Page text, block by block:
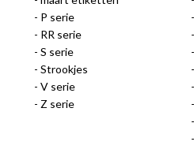
P serie
RR serie
S serie
Strookjes
V serie
Z serie